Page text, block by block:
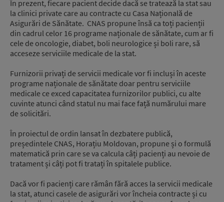
În prezent, fiecare pacient decide dacă se tratează la stat sau
la clinici private care au contracte cu Casa Națională de
Asigurări de Sănătate. CNAS propune însă ca toți pacienții
din cadrul celor 16 programe naționale de sănătate, cum ar fi
cele de oncologie, diabet, boli neurologice și boli rare, să
acceseze serviciile medicale de la stat.
Furnizorii privați de servicii medicale vor fi incluși în aceste
programe naționale de sănătate doar pentru serviciile
medicale ce exced capacitatea furnizorilor publici, cu alte
cuvinte atunci când statul nu mai face față numărului mare
de solicitări.
În proiectul de ordin lansat în dezbatere publică,
președintele CNAS, Horațiu Moldovan, propune și o formulă
matematică prin care se va calcula câți pacienți au nevoie de
tratament și câți pot fi tratați în spitalele publice.
Dacă vor fi pacienți care rămân fără acces la servicii medicale
la stat, atunci casele de asigurări vor încheia contracte și cu